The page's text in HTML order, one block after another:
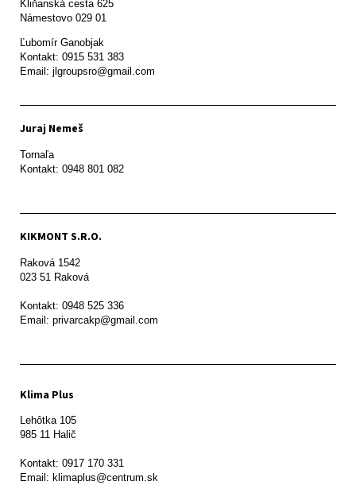
Kliňanská cesta 625
Námestovo 029 01
Ľubomír Ganobjak
Kontakt: 0915 531 383
Email: jlgroupsro@gmail.com
Juraj Nemeš
Tornaľa
Kontakt: 0948 801 082
KIKMONT S.R.O.
Raková 1542
023 51 Raková
Kontakt: 0948 525 336
Email: privarcakp@gmail.com
Klima Plus
Lehôtka 105
985 11 Halič
Kontakt: 0917 170 331
Email: klimaplus@centrum.sk